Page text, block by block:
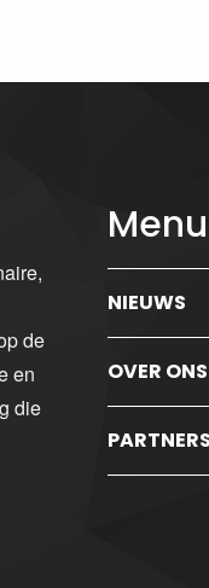
de
en
die
Menu
NIEUWS
OVER ONS
PARTNERS